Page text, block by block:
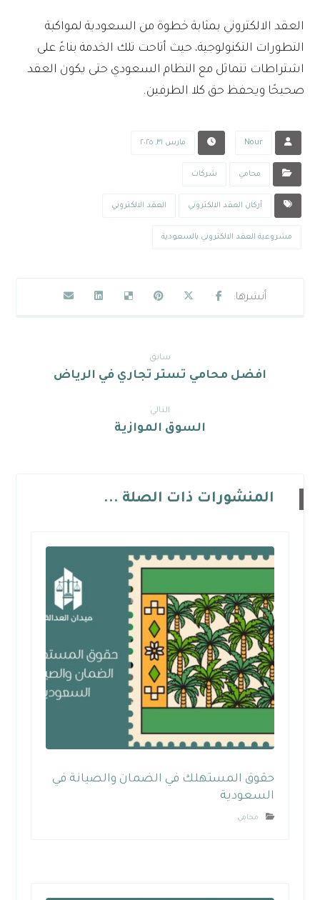
العقد الالكتروني بمثابة خطوة من السعودية لمواكبة
التطورات التكنولوجية، حيث أتاحت تلك الخدمة بناءً على
اشتراطات تتماثل مع النظام السعودي حتى يكون العقد
صحيحًا ويحفظ حق كلا الطرفين.
Nour مارس ٣١, ٢٠٢٥
محامي شركات
أركان العقد الالكتروني العقد الالكتروني
مشروعية العقد الالكتروني بالسعودية
سابق
افضل محامي تستر تجاري في الرياض
التالي
السوق الموازية
المنشورات ذات الصلة ...
حقوق المستهلك في الضمان والصيانة في
السعودية
محامي